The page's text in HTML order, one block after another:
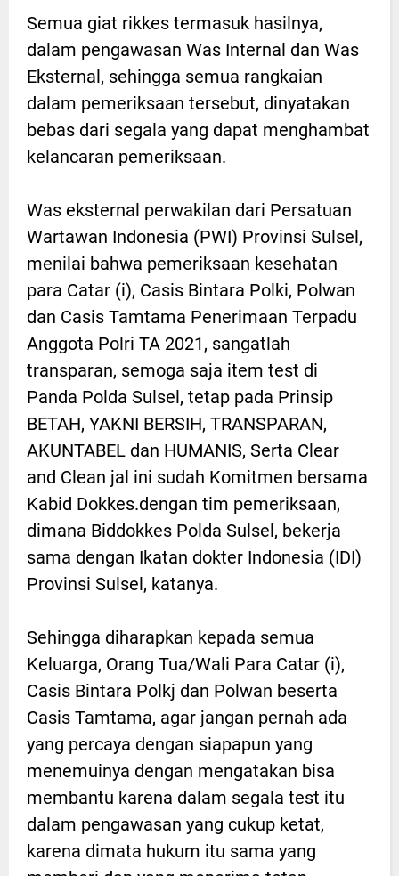
Semua giat rikkes termasuk hasilnya,
dalam pengawasan Was Internal dan Was
Eksternal, sehingga semua rangkaian
dalam pemeriksaan tersebut, dinyatakan
bebas dari segala yang dapat menghambat
kelancaran pemeriksaan.
Was eksternal perwakilan dari Persatuan
Wartawan Indonesia (PWI) Provinsi Sulsel,
menilai bahwa pemeriksaan kesehatan
para Catar (i), Casis Bintara Polki, Polwan
dan Casis Tamtama Penerimaan Terpadu
Anggota Polri TA 2021, sangatlah
transparan, semoga saja item test di
Panda Polda Sulsel, tetap pada Prinsip
BETAH, YAKNI BERSIH, TRANSPARAN,
AKUNTABEL dan HUMANIS, Serta Clear
and Clean jal ini sudah Komitmen bersama
Kabid Dokkes.dengan tim pemeriksaan,
dimana Biddokkes Polda Sulsel, bekerja
sama dengan Ikatan dokter Indonesia (IDI)
Provinsi Sulsel, katanya.
Sehingga diharapkan kepada semua
Keluarga, Orang Tua/Wali Para Catar (i),
Casis Bintara Polkj dan Polwan beserta
Casis Tamtama, agar jangan pernah ada
yang percaya dengan siapapun yang
menemuinya dengan mengatakan bisa
membantu karena dalam segala test itu
dalam pengawasan yang cukup ketat,
karena dimata hukum itu sama yang